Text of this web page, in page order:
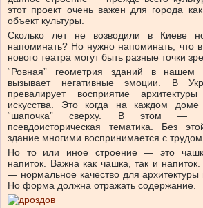
этот проект очень важен для города
объект культуры.
Сколько лет не возводили в Киеве
напоминать? Но нужно напоминать, что
нового театра могут быть разные точки
“Ровная” геометрия зданий в нашем
вызывает негативные эмоции. В
превалирует восприятие
искусства. Это когда на каждом
“шапочка” сверху. В этом —
псевдоисторическая тематика. Без
здание многими воспринимается с
Но то или иное строение — это
напиток. Важна как чашка, так и
— нормальное качество для архитектуры
Но форма должна отражать содержание.